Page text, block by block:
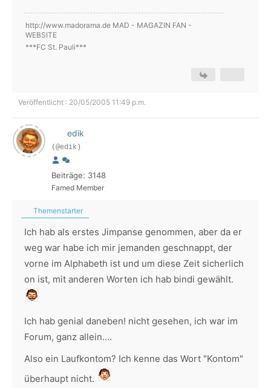
http://www.madorama.de MAD - MAGAZIN FAN -
WEBSITE
***FC St. Pauli***
Veröffentlicht : 20/05/2005 11:49 p.m.
edik
(@edik)
Beiträge: 3148
Famed Member
Themenstarter
Ich hab als erstes Jimpanse genommen, aber da er
weg war habe ich mir jemanden geschnappt, der
vorne im Alphabeth ist und um diese Zeit sicherlich
on ist, mit anderen Worten ich hab bindi gewählt.
Ich hab genial daneben! nicht gesehen, ich war im
Forum, ganz allein....
Also ein Laufkontom? Ich kenne das Wort "Kontom"
überhaupt nicht.